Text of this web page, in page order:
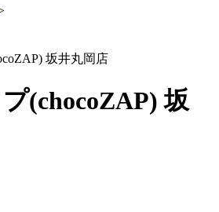
坂井丸岡店
(chocoZAP) 坂